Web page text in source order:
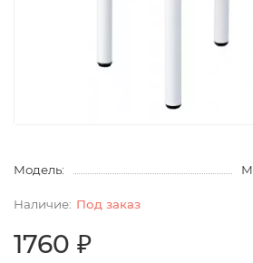
Модель:
Под заказ
1760 ₽